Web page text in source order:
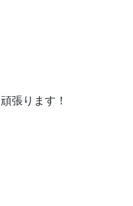
張ります！